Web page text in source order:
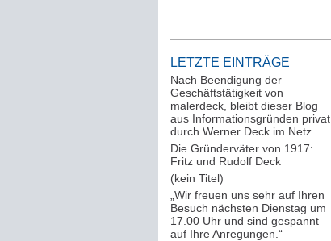
LETZTE EINTRÄGE
Nach Beendigung der
Geschäftstätigkeit von
malerdeck, bleibt dieser Blog
aus Informationsgründen privat
durch Werner Deck im Netz
Die Gründerväter von 1917:
Fritz und Rudolf Deck
(kein Titel)
„Wir freuen uns sehr auf Ihren
Besuch nächsten Dienstag um
17.00 Uhr und sind gespannt
auf Ihre Anregungen.“